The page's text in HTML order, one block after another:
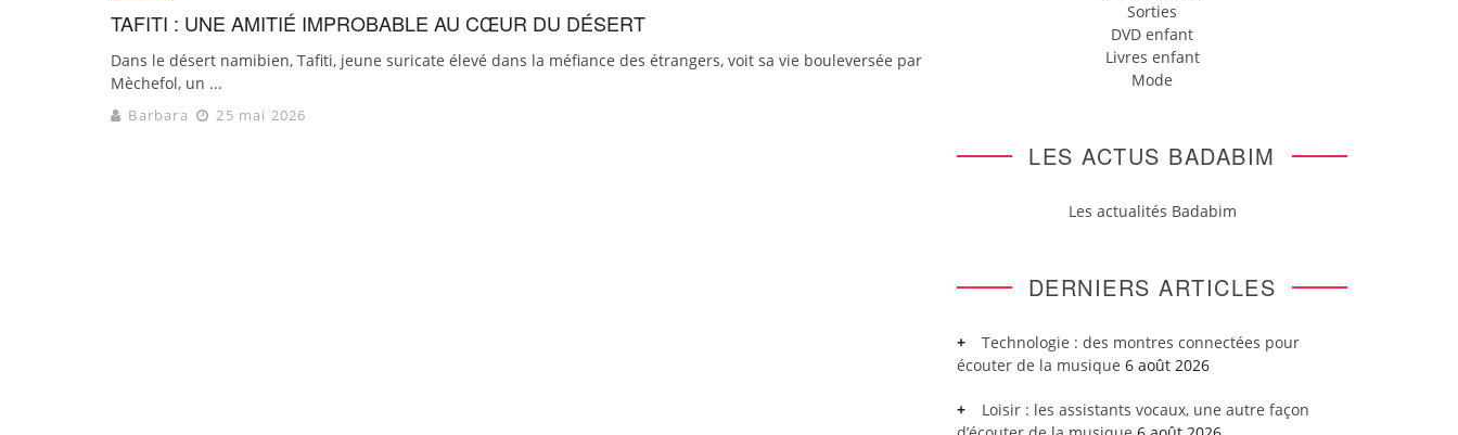
TAFITI : UNE AMITIÉ IMPROBABLE AU CŒUR DU DÉSERT
Dans le désert namibien, Tafiti, jeune suricate élevé dans la méfiance des étrangers, voit sa vie bouleversée par
Mèchefol, un ...
Barbara 25 mai 2026
Sorties
DVD enfant
Livres enfant
Mode
LES ACTUS BADABIM
Les actualités Badabim
DERNIERS ARTICLES
Technologie : des montres connectées pour
écouter de la musique 6 août 2026
Loisir : les assistants vocaux, une autre façon